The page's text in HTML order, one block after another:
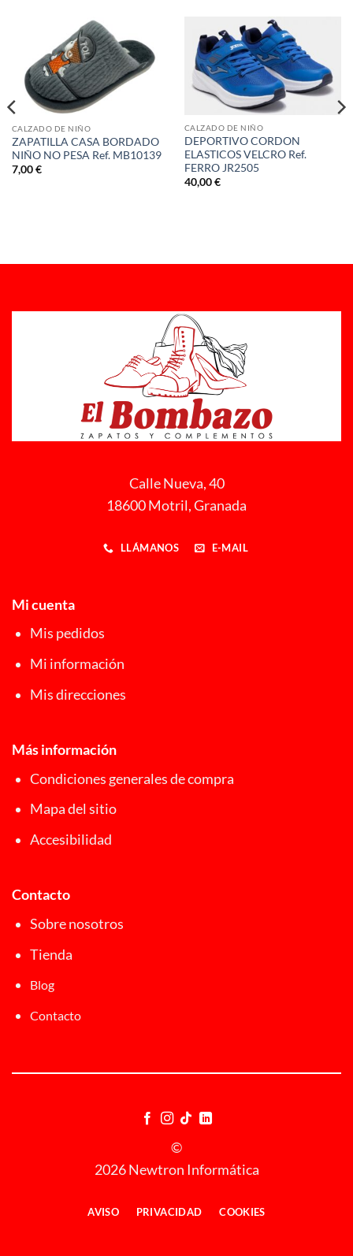
CALZADO DE NIÑO
ZAPATILLA CASA BORDADO
NIÑO NO PESA Ref. MB10139
7,00€
CALZADO DE NIÑO
DEPORTIVO CORDON
ELASTICOS VELCRO Ref.
FERRO JR2505
40,00€
Calle Nueva, 40
18600 Motril, Granada
LLÁMANOS E-MAIL
Mi cuenta
Mis pedidos
Mi información
Mis direcciones
Más información
Condiciones generales de compra
Mapa del sitio
Accesibilidad
Contacto
Sobre nosotros
Tienda
Blog
Contacto
©
2026 Newtron Informática
AVISO PRIVACIDAD COOKIES